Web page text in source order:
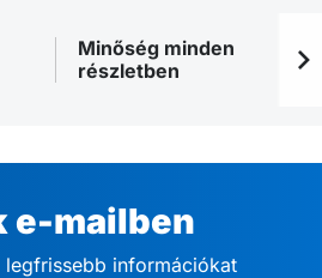
Minőség minden
részletben
e-mailben
legfrissebb információkat